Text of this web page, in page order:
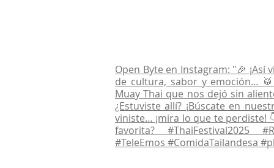
Open Byte en Instagram: "🎉 ¡Así
de cultura, sabor y emoción…
Muay Thai que nos dejó sin
¿Estuviste allí? ¡Búscate en
viniste… ¡mira lo que te perdiste!
favorita? #ThaiFestival2025
#TeleEmos #ComidaTailandesa